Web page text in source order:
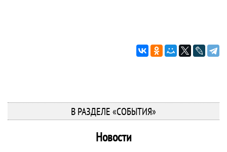
В РАЗДЕЛЕ «СОБЫТИЯ»
Новости